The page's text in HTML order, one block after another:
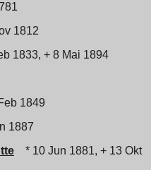
1812
1833, + 8 Mai 1894
1849
1887
* 10 Jun 1881, + 13 Okt